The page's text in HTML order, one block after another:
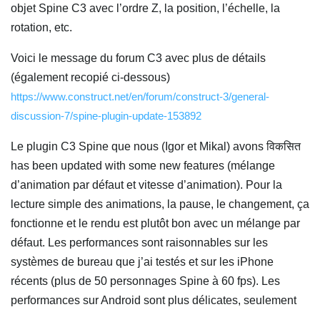
objet Spine C3 avec l’ordre Z, la position, l’échelle, la
rotation, etc.
Voici le message du forum C3 avec plus de détails
(également recopié ci-dessous)
https://www.construct.net/en/forum/construct-3/general-
discussion-7/spine-plugin-update-153892
Le plugin C3 Spine que nous (Igor et Mikal) avons विकसित
has been updated with some new features (mélange
d’animation par défaut et vitesse d’animation). Pour la
lecture simple des animations, la pause, le changement, ça
fonctionne et le rendu est plutôt bon avec un mélange par
défaut. Les performances sont raisonnables sur les
systèmes de bureau que j’ai testés et sur les iPhone
récents (plus de 50 personnages Spine à 60 fps). Les
performances sur Android sont plus délicates, seulement